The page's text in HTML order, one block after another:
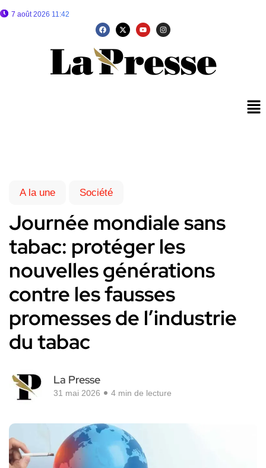
7 août 2026 11:42
A la une Société
Journée mondiale sans
tabac: protéger les
nouvelles générations
contre les fausses
promesses de l’industrie
du tabac
La Presse
31 mai 2026 4 min de lecture